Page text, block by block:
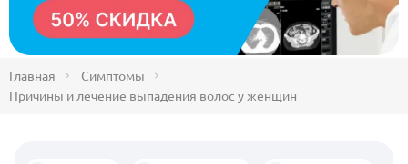
Главная
Симптомы
Причины и лечение выпадения волос у женщин